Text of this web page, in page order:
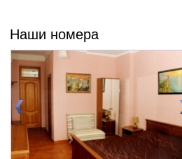
Наши номера